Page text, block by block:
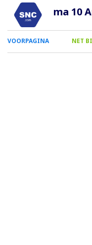
ma 10
0
Smartphone
VOORPAGINA NET